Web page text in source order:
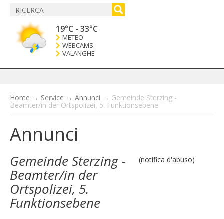
19°C - 33°C
METEO
WEBCAMS
VALANGHE
Home → Service → Annunci → Gemeinde Sterzing -
Beamter/in der Ortspolizei, 5. Funktionsebene
Annunci
Gemeinde Sterzing -
Beamter/in der
Ortspolizei, 5.
Funktionsebene
(notifica d'abuso)